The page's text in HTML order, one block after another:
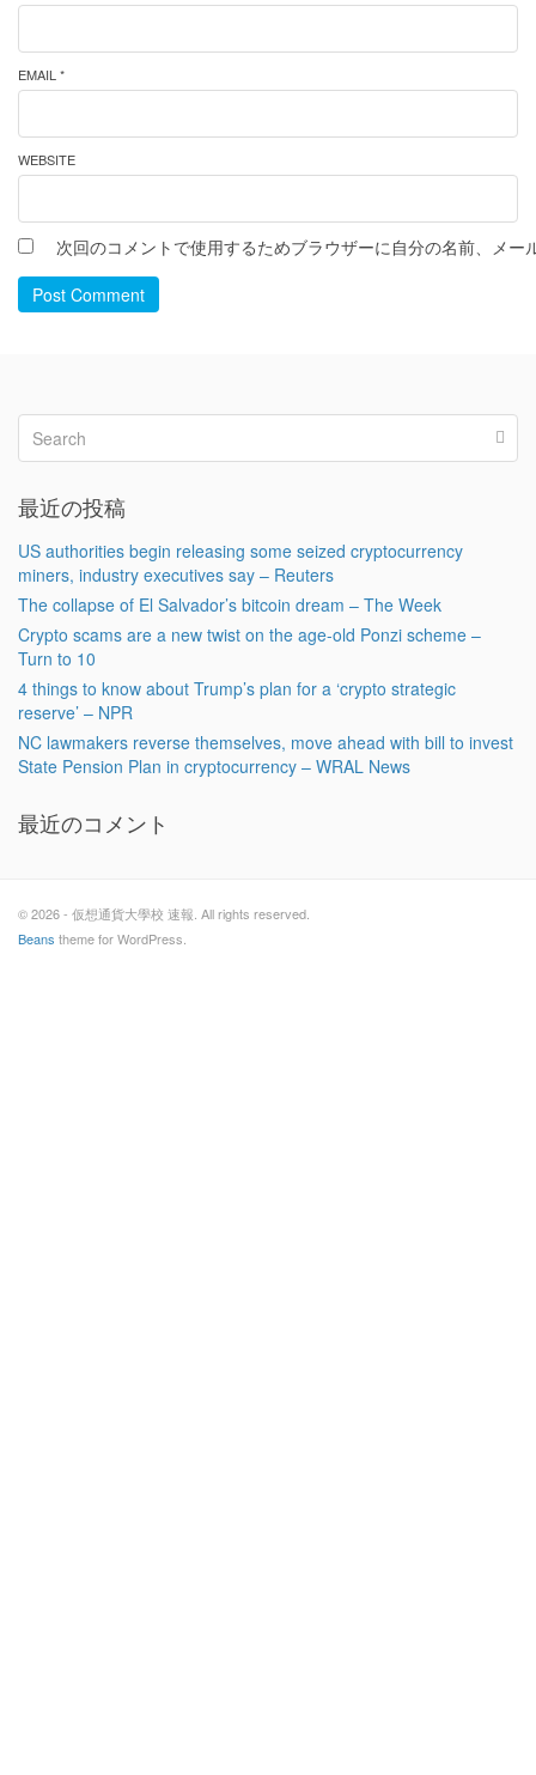
EMAIL *
WEBSITE
次回のコメントで使用するためブラウザーに自分の名前、メー
Post Comment
最近の投稿
US authorities begin releasing some seized cryptocurrency
miners, industry executives say – Reuters
The collapse of El Salvador’s bitcoin dream – The Week
Crypto scams are a new twist on the age-old Ponzi scheme –
Turn to 10
4 things to know about Trump’s plan for a ‘crypto strategic
reserve’ – NPR
NC lawmakers reverse themselves, move ahead with bill to invest
State Pension Plan in cryptocurrency – WRAL News
最近のコメント
© 2026 - 仮想通貨大學校 速報. All rights reserved.
Beans theme for WordPress.